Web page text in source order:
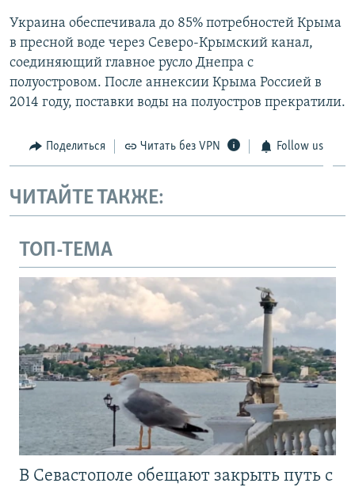
Украина обеспечивала до 85% потребностей Крыма
в пресной воде через Северо-Крымский канал,
соединяющий главное русло Днепра с
полуостровом. После аннексии Крыма Россией в
2014 году, поставки воды на полуостров прекратили.
Поделиться Читать без VPN Follow us
ЧИТАЙТЕ ТАКЖЕ:
ТОП-ТЕМА
В Севастополе обещают закрыть путь с